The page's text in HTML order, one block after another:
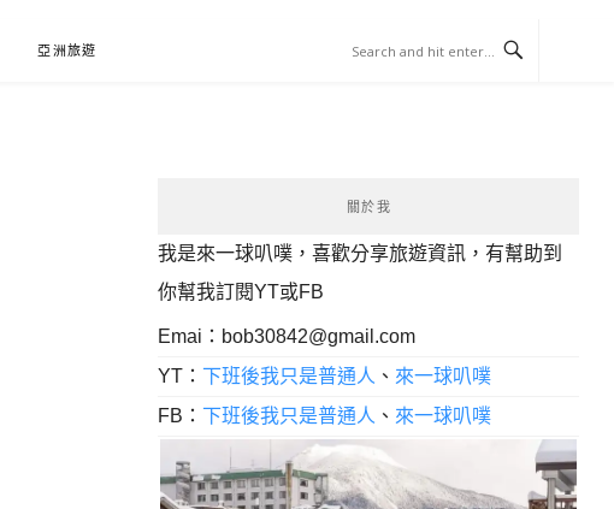
亞洲旅遊
關於我
我是來一球叭噗，喜歡分享旅遊資訊，有幫助到
你幫我訂閱YT或FB
Emai： bob30842@gmail.com
YT：下班後我只是普通人 、 來一球叭噗
FB：下班後我只是普通人 、 來一球叭噗